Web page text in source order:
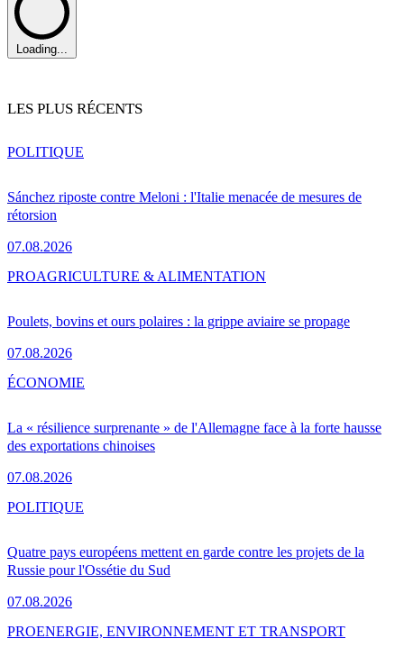
Loading...
LES PLUS RÉCENTS
Sánchez riposte contre Meloni : l'Italie menacée de mesures de
rétorsion
07.08.2026
POLITIQUE
Poulets, bovins et ours polaires : la grippe aviaire se propage
07.08.2026
PROAGRICULTURE & ALIMENTATION
La « résilience surprenante » de l'Allemagne face à la forte hausse
des exportations chinoises
07.08.2026
ÉCONOMIE
Quatre pays européens mettent en garde contre les projets de la
Russie pour l'Ossétie du Sud
07.08.2026
POLITIQUE
PROENERGIE, ENVIRONNEMENT ET TRANSPORT